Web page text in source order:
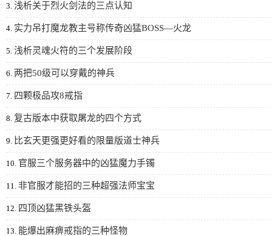
3. 浅析关于烈火剑法的三点认知
4. 实力吊打魔龙教主号称传奇凶猛BOSS—火龙
5. 浅析灵魂火符的三个发展阶段
6. 两把50级可以穿戴的神兵
7. 四颗极品攻8戒指
8. 复古版本中获取屠龙的四个方式
9. 比玄天更强更好看的限量版道士神兵
10. 官服三个服务器中的凶猛魔力手镯
11. 非官服才能招的三种超强法师宝宝
12. 四顶凶猛黑铁头盔
13. 能爆出麻痹戒指的三种怪物